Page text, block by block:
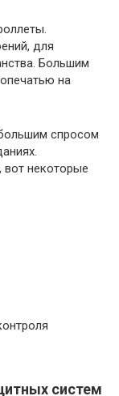
для
Большим
на
спросом
вот некоторые
систем